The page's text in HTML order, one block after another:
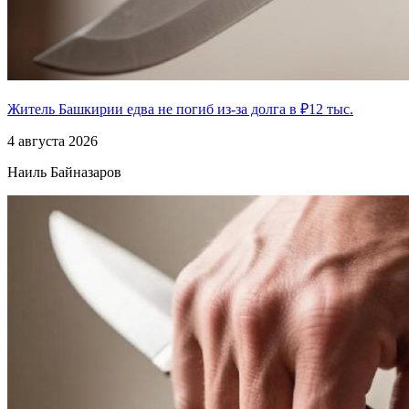
Житель Башкирии едва не погиб из-за долга в ₽12 тыс.
4 августа 2026
Наиль Байназаров